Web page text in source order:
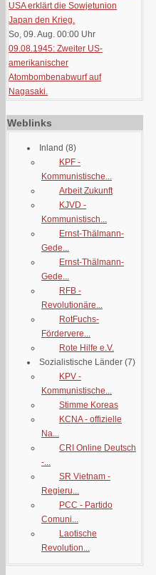
USA erklärt die Sowjetunion
Japan den Krieg.
So, 09. Aug. 00:00 Uhr
09.08.1945: Zweiter US-
amerikanischer
Atombombenabwurf auf
Nagasaki.
Weblinks
Inland (8)
KPF -
Kommunistische...
Arbeit Zukunft
KJVD -
Kommunistisch...
Ernst-Thälmann-
Gede...
Ernst-Thälmann-
Gede...
RFB -
Revolutionäre...
RotFuchs-
Fördervere...
Rote Hilfe e.V.
Sozialistische Länder (7)
KPV -
Kommunistische...
Stimme Koreas
KCNA - offizielle
Na...
CRI Online Deutsch
-...
SR Vietnam -
Regieru...
PCC - Partido
Comuni...
Laotische
Revolution...